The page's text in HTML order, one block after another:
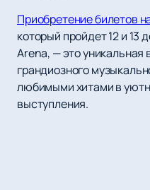
Приобретение билетов
который пройдет 12 и 13
Arena, — это
грандиозного
любимыми хитами в
выступления.